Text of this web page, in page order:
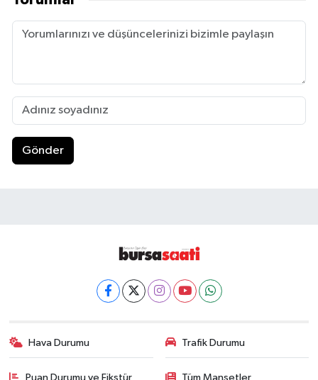
Gönder
Hava Durumu Trafik Durumu
Puan Durumu ve Fikstür Tüm Manşetler